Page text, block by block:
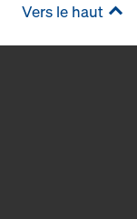
Vers le haut